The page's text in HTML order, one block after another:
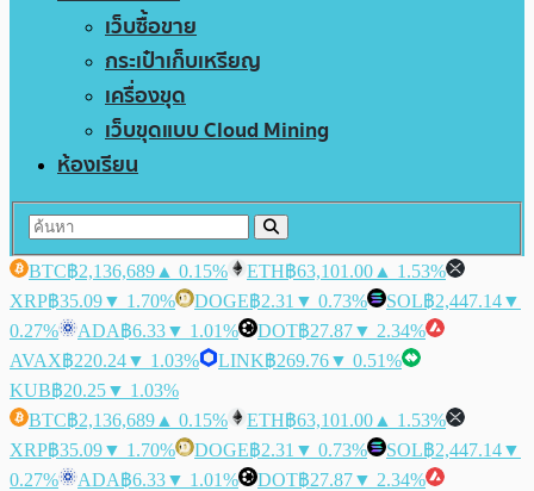
เว็บซื้อขาย
กระเป๋าเก็บเหรียญ
เครื่องขุด
เว็บขุดแบบ Cloud Mining
ห้องเรียน
BTC฿2,136,689 ▲ 0.15% ETH฿63,101.00 ▲ 1.53%
XRP฿35.09▼ 1.70% DOGE฿2.31 ▼ 0.73% SOL฿2,447.14▼
0.27%
ADA฿6.33▼ 1.01% DOT฿27.87▼ 2.34%
AVAX฿220.24▼ 1.03% LINK฿269.76▼ 0.51%
KUB฿20.25▼ 1.03%
BTC฿2,136,689 ▲ 0.15% ETH฿63,101.00 ▲ 1.53%
XRP฿35.09▼ 1.70% DOGE฿2.31 ▼ 0.73% SOL฿2,447.14▼
0.27%
ADA฿6.33▼ 1.01% DOT฿27.87▼ 2.34%